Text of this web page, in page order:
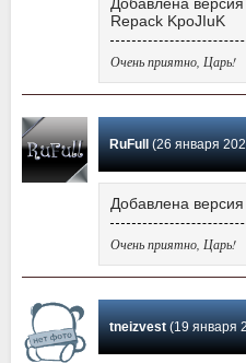
Repack KpoJIuK
Очень приятно, Царь!
RuFull(26 января 2021
Добавлена
Очень приятно, Царь!
tneizvest(19 января 2021